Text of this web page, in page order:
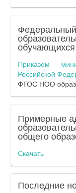
Приказом
Российской
ФГОС НОО
Примерные
общего
Скачать
Последние